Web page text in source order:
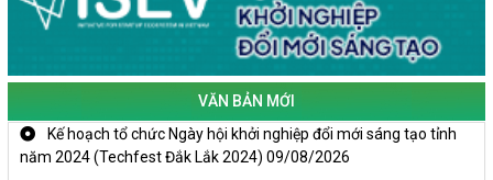
VĂN BẢN MỚI
Kế hoạch tổ chức Ngày hội khởi nghiệp đổi mới sáng tạo tỉnh
năm 2024 (Techfest Đắk Lắk 2024) 09/08/2026